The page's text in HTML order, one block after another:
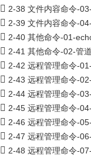
2-38 文件内容命令-
2-39 文件内容命令-
2-40 其他命令-01-
2-41 其他命令-02-管
2-42 远程管理命令-
2-43 远程管理命令-
2-44 远程管理命令-
2-45 远程管理命令-
2-46 远程管理命令-
2-47 远程管理命令-
2-48 远程管理命令-